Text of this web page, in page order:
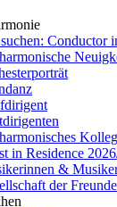
Conductor
in Residence
&
der